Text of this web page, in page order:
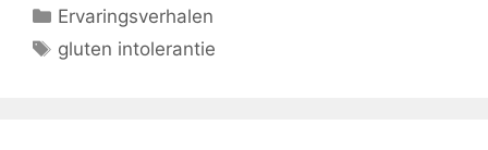
Categorieën
Ervaringsverhalen
Tags
gluten intolerantie